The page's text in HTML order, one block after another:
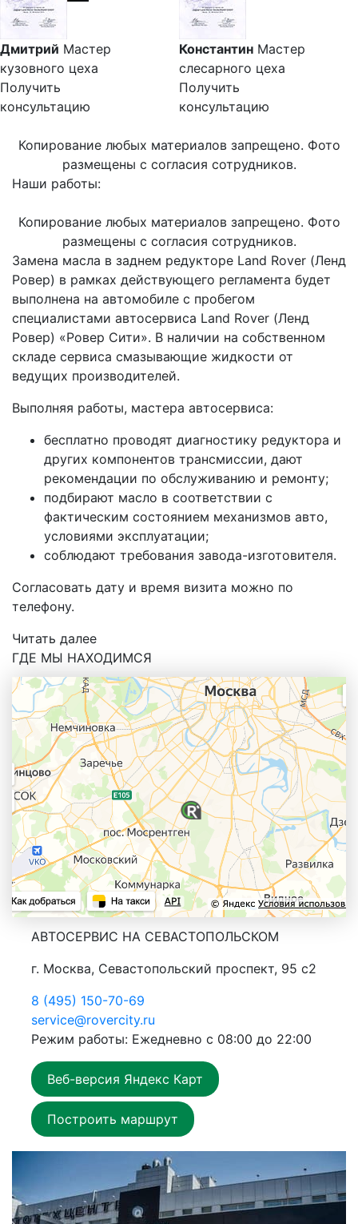
Дмитрий Мастер
кузовного цеха
Получить
консультацию
Константин Мастер
слесарного цеха
Получить
консультацию
Копирование любых материалов запрещено. Фото
размещены с согласия сотрудников.
Наши работы:
Копирование любых материалов запрещено. Фото
размещены с согласия сотрудников.
Замена масла в заднем редукторе Land Rover (Ленд
Ровер) в рамках действующего регламента будет
выполнена на автомобиле с пробегом
специалистами автосервиса Land Rover (Ленд
Ровер) «Ровер Сити». В наличии на собственном
складе сервиса смазывающие жидкости от
ведущих производителей.
Выполняя работы, мастера автосервиса:
бесплатно проводят диагностику редуктора и
других компонентов трансмиссии, дают
рекомендации по обслуживанию и ремонту;
подбирают масло в соответствии с
фактическим состоянием механизмов авто,
условиями эксплуатации;
соблюдают требования завода-изготовителя.
Согласовать дату и время визита можно по
телефону.
Читать далее
ГДЕ МЫ НАХОДИМСЯ
АВТОСЕРВИС НА СЕВАСТОПОЛЬСКОМ
г. Москва, Севастопольский проспект, 95 с2
8 (495) 150-70-69
service@rovercity.ru
Режим работы: Ежедневно с 08:00 до 22:00
Веб-версия Яндекс Карт
Построить маршрут